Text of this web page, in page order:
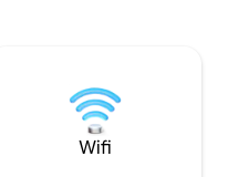
middeleeuws
minuten van
de auto van
naar de
Wifi